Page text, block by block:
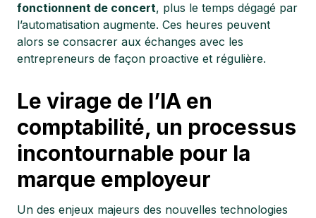
fonctionnent de concert, plus le temps dégagé par
l’automatisation augmente. Ces heures peuvent
alors se consacrer aux échanges avec les
entrepreneurs de façon proactive et régulière.
Le virage de l’IA en
comptabilité, un processus
incontournable pour la
marque employeur
Un des enjeux majeurs des nouvelles technologies